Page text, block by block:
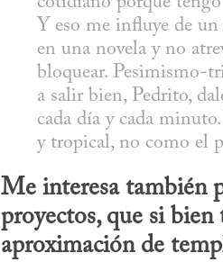
Y eso me influye de
en una novela y no
bloquear. Pesimismo-
a salir bien, Pedrito,
cada día y cada
y tropical, no como el
Me interesa también
proyectos, que si bien
aproximación de